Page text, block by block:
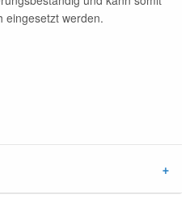
eingesetzt werden.